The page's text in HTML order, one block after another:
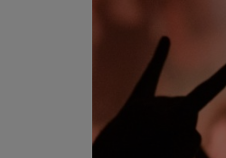
VOS ÉMISSIONS EN IMAGES
ANNONCEURS & ESPACE PRO